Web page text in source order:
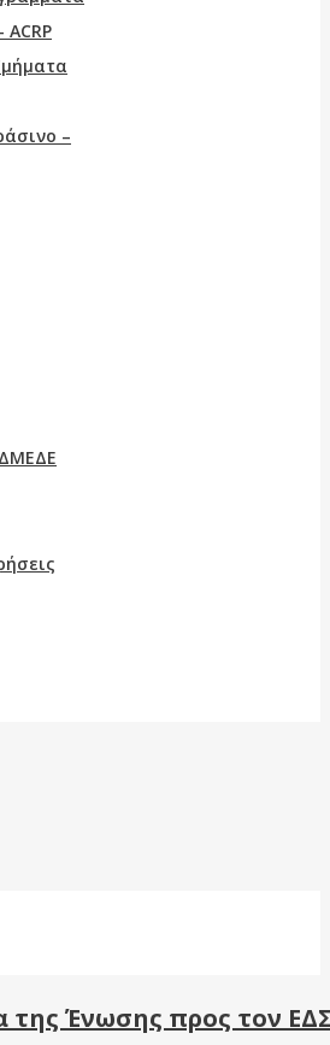
ACRP
–
της Ένωσης προς τον